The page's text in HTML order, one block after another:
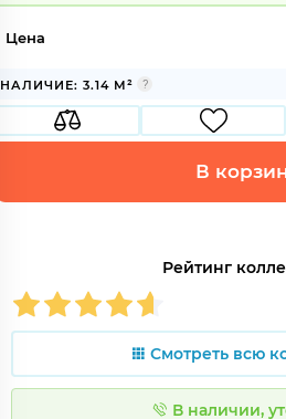
Цена
НАЛИЧИЕ: 3.14 М²
В
Рейтинг
Смотреть всю
В наличии,